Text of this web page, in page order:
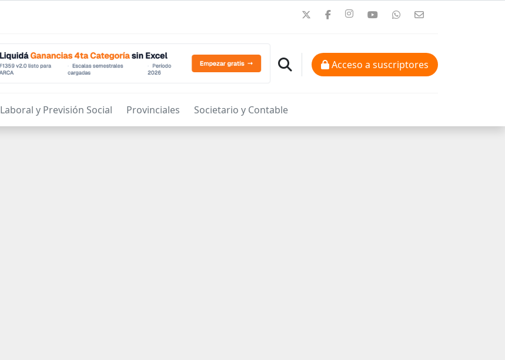
Acceso a suscriptores
Laboral y Previsión Social Provinciales Societario y Contable